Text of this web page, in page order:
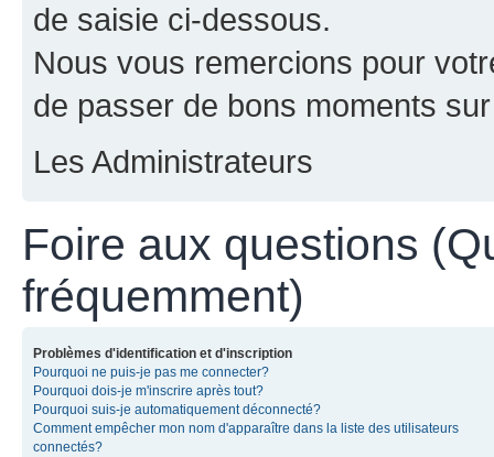
de saisie ci-dessous.
Nous vous remercions pour
de passer de bons moments
Les Administrateurs
Foire aux questions
fréquemment)
Problèmes d'identification et d'inscription
Pourquoi ne puis-je pas me connecter?
Pourquoi dois-je m'inscrire après tout?
Pourquoi suis-je automatiquement déconnecté?
Comment empêcher mon nom d'apparaître dans la liste des utilisateurs
connectés?